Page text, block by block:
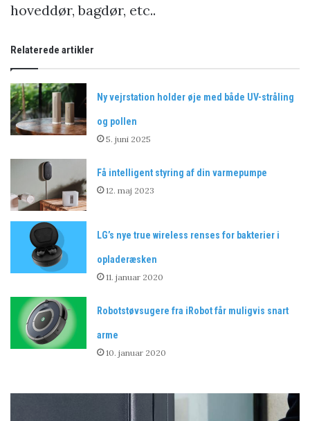
hoveddør, bagdør, etc..
Relaterede artikler
Ny vejrstation holder øje med både UV-stråling
og pollen
5. juni 2025
Få intelligent styring af din varmepumpe
12. maj 2023
LG’s nye true wireless renses for bakterier i
opladeræsken
11. januar 2020
Robotstøvsugere fra iRobot får muligvis snart
arme
10. januar 2020